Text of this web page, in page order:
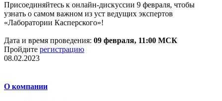
Присоединяйтесь к онлайн-дискуссии 9 февраля, чтобы
узнать о самом важном из уст ведущих экспертов
«Лаборатории Касперского»!
Дата и время проведения: 09 февраля, 11:00 МСК
Пройдите регистрацию
08.02.2023
О компании